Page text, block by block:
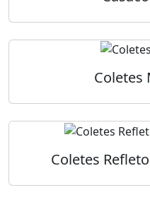
Coletes
Coletes